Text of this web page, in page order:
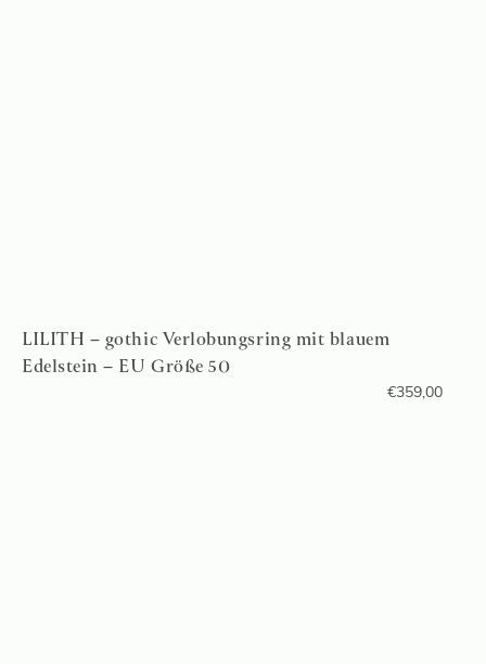
LILITH – gothic Verlobungsring mit blauem
Edelstein – EU Größe 50
€359,00